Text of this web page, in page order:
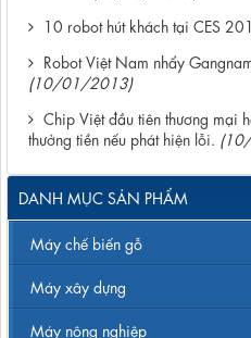
10 robot hút khách tại CES
Robot Việt Nam nhẩy
(10/01/2013)
Chip Việt đầu tiên thương mại
thưởng tiền nếu phát hiện lỗi.
DANH MỤC SẢN PHẨM
Máy chế biến gỗ
Máy xây dựng
Máy nông nghiệp